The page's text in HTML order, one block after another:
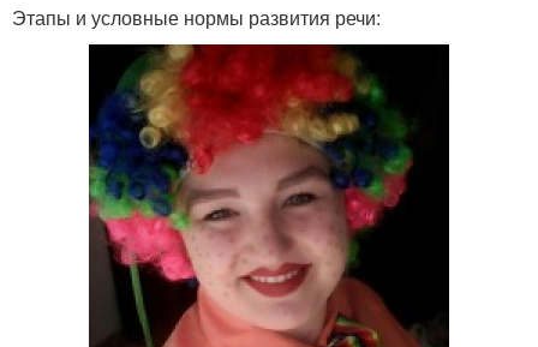
Этапы и условные нормы развития речи: